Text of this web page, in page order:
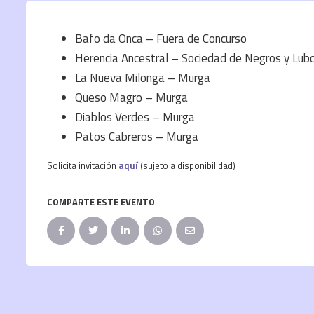
Bafo da Onca – Fuera de Concurso
Herencia Ancestral – Sociedad de Negros y
La Nueva Milonga – Murga
Queso Magro – Murga
Diablos Verdes – Murga
Patos Cabreros – Murga
Solicita invitación aquí (sujeto a disponibilidad)
COMPARTE ESTE EVENTO